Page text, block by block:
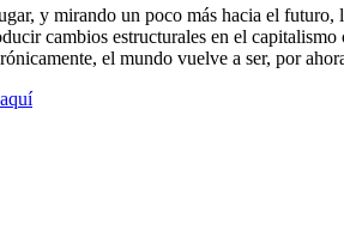
y mirando un poco más hacia el
cambios estructurales en el
el mundo vuelve a ser, por
aquí